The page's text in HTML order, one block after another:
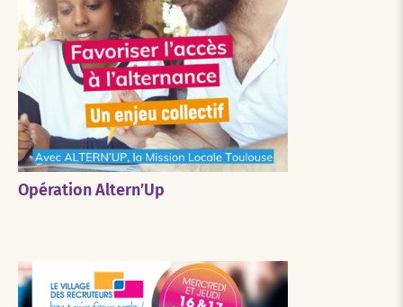
Opération Altern’Up